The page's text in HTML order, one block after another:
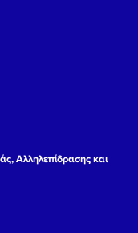
Αλληλεπίδρασης και